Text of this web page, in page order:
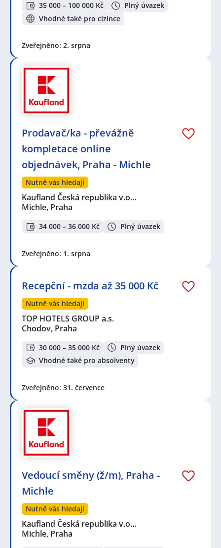
35 000 – 100 000 Kč
Plný úvazek
Vhodné také pro cizince
Zveřejněno: 2. srpna
Prodavač/ka - převážně
kompletace online
objednávek, Praha - Michle
Nutně vás hledají
Kaufland Česká republika v.o…
Michle, Praha
34 000 – 36 000 Kč Plný úvazek
Zveřejněno: 1. srpna
Recepční - mzda až 35 000 Kč
Nutně vás hledají
TOP HOTELS GROUP a.s.
Chodov, Praha
30 000 – 35 000 Kč
Plný úvazek
Vhodné také pro absolventy
Zveřejněno: 31. července
Vedoucí směny (ž/m), Praha -
Michle
Nutně vás hledají
Kaufland Česká republika v.o…
Michle, Praha